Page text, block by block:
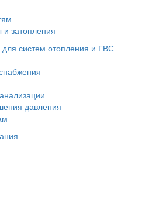
затопления
систем отопления и ГВС
давления